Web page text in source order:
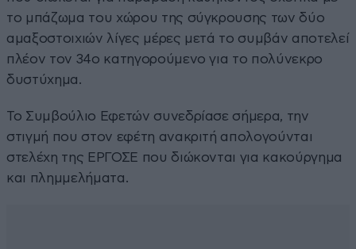
το μπάζωμα του χώρου της σύγκρουσης των δύο
αμαξοστοιχιών λίγες μέρες μετά το συμβάν αποτελεί
πλέον τον 34ο κατηγορούμενο για το πολύνεκρο
δυστύχημα.
Το Συμβούλιο Εφετών συνεδρίασε σήμερα, την
στιγμή που στον εφέτη ανακριτή απολογούνται
στελέχη της ΕΡΓΟΣΕ που διώκονται για κακούργημα
και πλημμελήματα.